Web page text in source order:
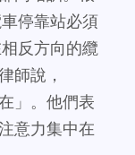
停靠站必須
反方向的纜
師說，
」。他們表
意力集中在